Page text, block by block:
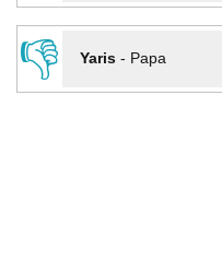
👎
Yaris- Papa